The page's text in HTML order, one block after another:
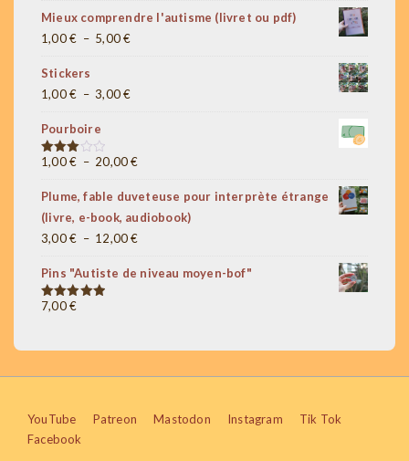
Mieux comprendre l'autisme (livret ou pdf)
1,00€ – 5,00€Plage
1,00 €
Stickers
1,00€ – 3,00€Plage
1,00 €
3,00 €
Pourboire
Note
1,00€ – 20,00€Plage
prix :
1,00 €
à
20,00 €
Plume, fable duveteuse pour interprète étrange
(livre, e-book, audiobook)
3,00€ – 12,00€Plage
prix :
Pins "Autiste de niveau moyen-bof"
Note5.00
7,00€
Menu
YouTube Patreon Mastodon Instagram
Tik Tok
Facebook